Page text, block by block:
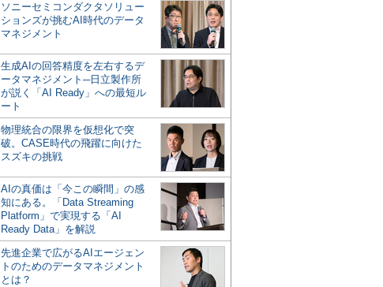
ソニーセミコンダクタソリュー
ションズが挑むAI時代のデータ
マネジメント
生成AIの回答精度を左右するデ
ータマネジメント─日立製作所
が説く「AI Ready」への最短ル
ート
物理統合の限界を仮想化で突
破。CASE時代の飛躍に向けた
スズキの挑戦
AIの真価は「今この瞬間」の感
知にある。「Data Streaming
Platform」で実現する「AI
Ready Data」を解説
先進企業で広がるAIエージェン
トのためのデータマネジメント
とは？